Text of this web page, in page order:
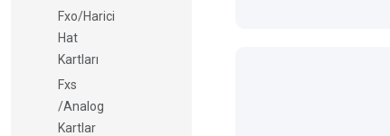
Fxo/Harici
Hat
Kartları
Fxs
/Analog
Kartlar